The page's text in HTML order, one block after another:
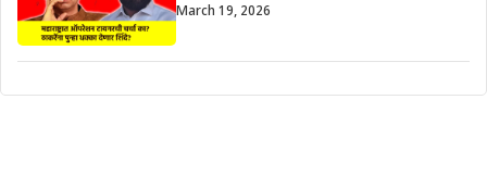
March 19, 2026